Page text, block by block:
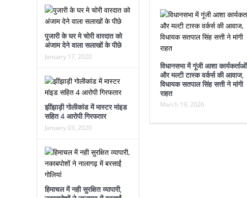
विधानसभा में गूंजी आशा कार्यकर्ताओं
और मल्टी टास्क वर्कर्स की आवाज,
विधायक सतपाल सिंह सत्ती ने मांगी
राहत
March 19, 2026
पुजारी के घर मे चोरी वारदात को
अंजाम देने वाला सलाखों के पीछे
January 17, 2020
झींझाड़ी गोलीकांड में मास्टर मांइड
सहित 4 आरोपी गिरफतार
January 03, 2020
हिमाचल में नही सुरक्षित व्यापारी,